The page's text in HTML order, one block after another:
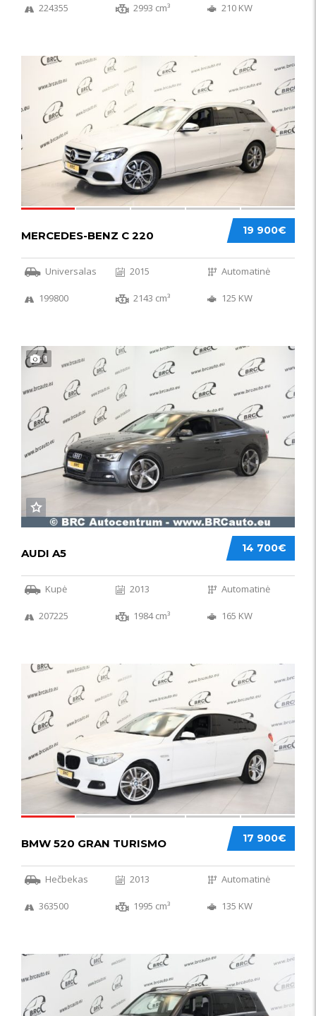
224355 2993 cm³ 210 KW
52
19 900€
MERCEDES-BENZ C 220
Universalas 2015 Automatinė
199800 2143 cm³ 125 KW
1
14 700€
AUDI A5
Kupė 2013 Automatinė
207225 1984 cm³ 165 KW
17 900€
BMW 520 GRAN TURISMO
Hečbekas 2013 Automatinė
363500 1995 cm³ 135 KW
IŠSKIRTINIS